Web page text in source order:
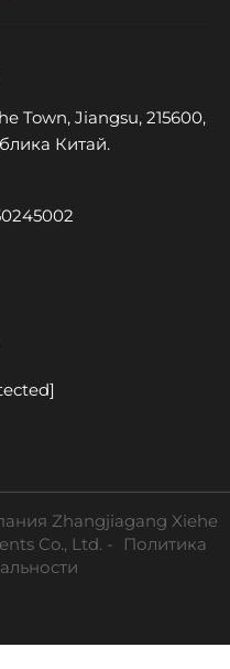
Town, Jiangsu, 215600,
Китай.
Zhangjiagang Xiehe
Co., Ltd. -
Политика